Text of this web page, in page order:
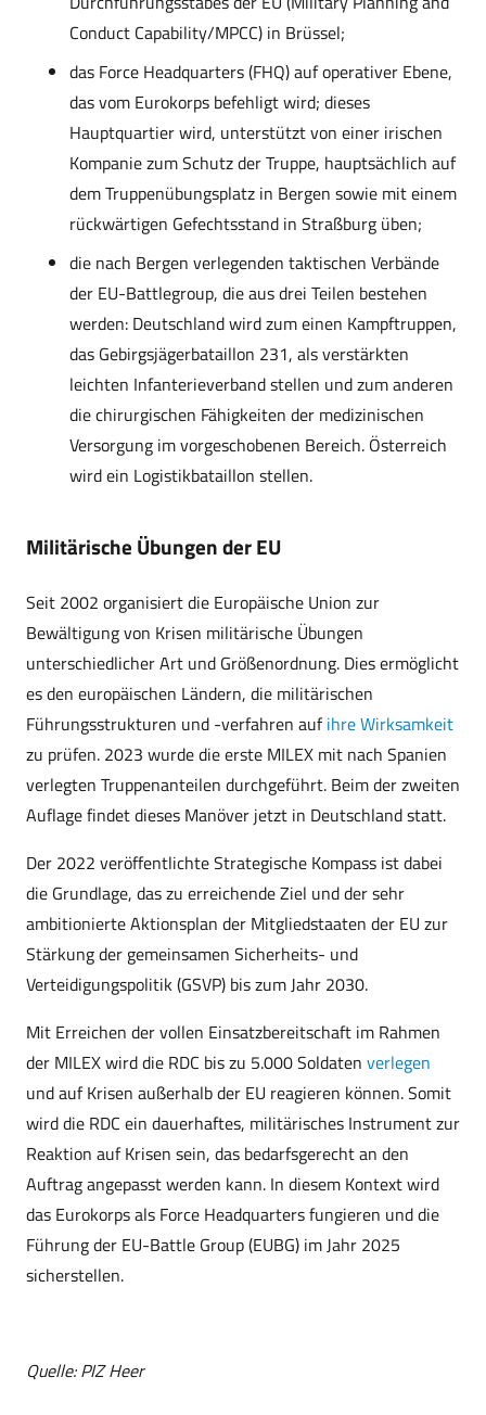
Conduct Capability/MPCC) in Brüssel;
das Force Headquarters (FHQ) auf operativer Ebene,
das vom Eurokorps befehligt wird; dieses
Hauptquartier wird, unterstützt von einer irischen
Kompanie zum Schutz der Truppe, hauptsächlich auf
dem Truppenübungsplatz in Bergen sowie mit einem
rückwärtigen Gefechtsstand in Straßburg üben;
die nach Bergen verlegenden taktischen Verbände
der EU-Battlegroup, die aus drei Teilen bestehen
werden: Deutschland wird zum einen Kampftruppen,
das Gebirgsjägerbataillon 231, als verstärkten
leichten Infanterieverband stellen und zum anderen
die chirurgischen Fähigkeiten der medizinischen
Versorgung im vorgeschobenen Bereich. Österreich
wird ein Logistikbataillon stellen.
Militärische Übungen der EU
Seit 2002 organisiert die Europäische Union zur
Bewältigung von Krisen militärische Übungen
unterschiedlicher Art und Größenordnung. Dies ermöglicht
es den europäischen Ländern, die militärischen
Führungsstrukturen und -verfahren aufihre Wirksamkeit
zu prüfen. 2023 wurde die erste MILEX mit nach Spanien
verlegten Truppenanteilen durchgeführt. Beim der zweiten
Auflage findet dieses Manöver jetzt in Deutschland statt.
Der 2022 veröffentlichte Strategische Kompass ist dabei
die Grundlage, das zu erreichende Ziel und der sehr
ambitionierte Aktionsplan der Mitgliedstaaten der EU zur
Stärkung der gemeinsamen Sicherheits- und
Verteidigungspolitik (GSVP) bis zum Jahr 2030.
Mit Erreichen der vollen Einsatzbereitschaft im Rahmen
der MILEX wird die RDC bis zu 5.000 Soldaten verlegen
und auf Krisen außerhalb der EU reagieren können. Somit
wird die RDC ein dauerhaftes, militärisches Instrument zur
Reaktion auf Krisen sein, das bedarfsgerecht an den
Auftrag angepasst werden kann. In diesem Kontext wird
das Eurokorps als Force Headquarters fungieren und die
Führung der EU-Battle Group (EUBG) im Jahr 2025
sicherstellen.
Quelle: PIZ Heer